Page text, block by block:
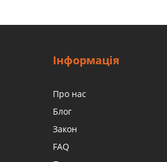
Інформація
Про нас
Блог
Закон
FAQ